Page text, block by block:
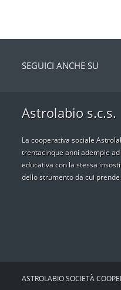
SEGUICI ANCHE SU
Astrolabio s.c.s.
La cooperativa sociale
trentacinque anni adempie
educativa con la stessa
dello strumento da cui
ASTROLABIO SOCIETÀ